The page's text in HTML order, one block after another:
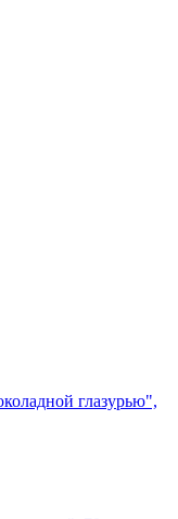
глазурью",